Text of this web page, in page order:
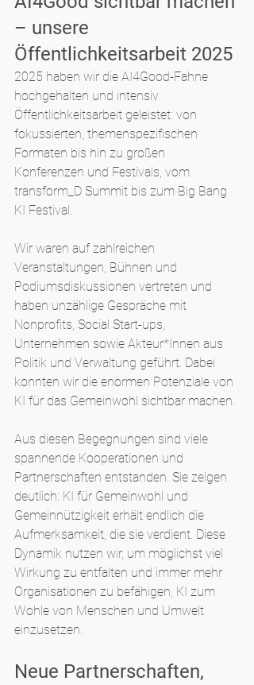
– unsere
Öffentlichkeitsarbeit 2025
2025 haben wir die AI4Good-Fahne
hochgehalten und intensiv
Öffentlichkeitsarbeit geleistet: von
fokussierten, themenspezifischen
Formaten bis hin zu großen
Konferenzen und Festivals, vom
transform_D Summit bis zum Big Bang
KI Festival.
Wir waren auf zahlreichen
Veranstaltungen, Bühnen und
Podiumsdiskussionen vertreten und
haben unzählige Gespräche mit
Nonprofits, Social Start-ups,
Unternehmen sowie Akteur*Innen aus
Politik und Verwaltung geführt. Dabei
konnten wir die enormen Potenziale von
KI für das Gemeinwohl sichtbar machen.
Aus diesen Begegnungen sind viele
spannende Kooperationen und
Partnerschaften entstanden. Sie zeigen
deutlich: KI für Gemeinwohl und
Gemeinnützigkeit erhält endlich die
Aufmerksamkeit, die sie verdient. Diese
Dynamik nutzen wir, um möglichst viel
Wirkung zu entfalten und immer mehr
Organisationen zu befähigen, KI zum
Wohle von Menschen und Umwelt
einzusetzen.
Neue Partnerschaften,